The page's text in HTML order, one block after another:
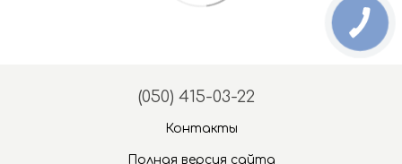
(050) 415-03-22
Контакты
Полная версия сайта